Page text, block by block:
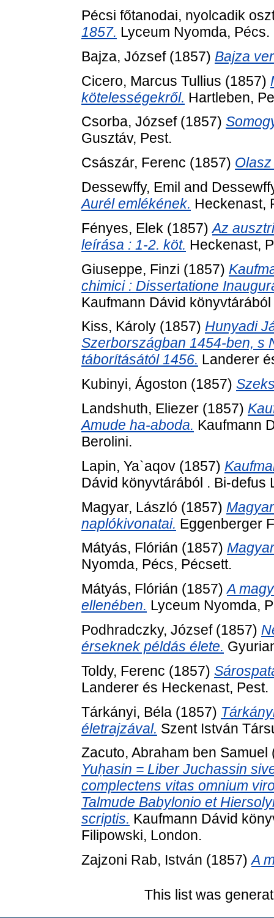
Pécsi főtanodai, nyolcadik
1857. Lyceum Nyomda, Pécs.
Bajza, József(1857) Bajza
Cicero, Marcus Tullius (1857)
kötelességekről. Hartleben,
Csorba, József(1857)
Gusztáv, Pest.
Császár, Ferenc (1857)
Dessewffy, Emil and
Aurél emlékének. Heckenast,
Fényes, Elek (1857)Az
leírása : 1-2. köt. Heckenast,
Giuseppe, Finzi (1857)
chimici : Dissertatione
Kaufmann Dávid
Kiss, Károly (1857) Hunyadi
Szerbországban 1454-ben, s
táborításától 1456. Landerer
Kubinyi, Ágoston (1857)
Landshuth, Eliezer (1857)
Amude ha-aboda. Kaufmann
Berolini.
Lapin, Ya`aqov (1857)
Dávid könyvtárából . Bi-defus
Magyar, László (1857)
naplókivonatai. Eggenberger
Mátyás, Flórián (1857)
Nyomda, Pécs, Pécsett.
Mátyás, Flórián (1857)A
ellenében. Lyceum Nyomda,
Podhradczky, József(1857)
érseknek példás élete.
Toldy, Ferenc (1857)
Landerer és Heckenast, Pest.
Tárkányi, Béla (1857)
életrajzával. Szent István
Zacuto, Abraham ben Samuel
Yuḥasin = Liber Juchassin
complectens vitas omnium
Talmude Babylonio et
scriptis. Kaufmann Dávid
Filipowski, London.
Zajzoni Rab, István (1857)A
This list was